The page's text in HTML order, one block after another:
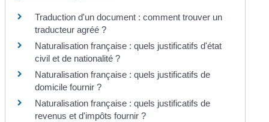
Traduction d'un document : comment trouver un
traducteur agréé ?
Naturalisation française : quels justificatifs d'état
civil et de nationalité ?
Naturalisation française : quels justificatifs de
domicile fournir ?
Naturalisation française : quels justificatifs de
revenus et d'impôts fournir ?